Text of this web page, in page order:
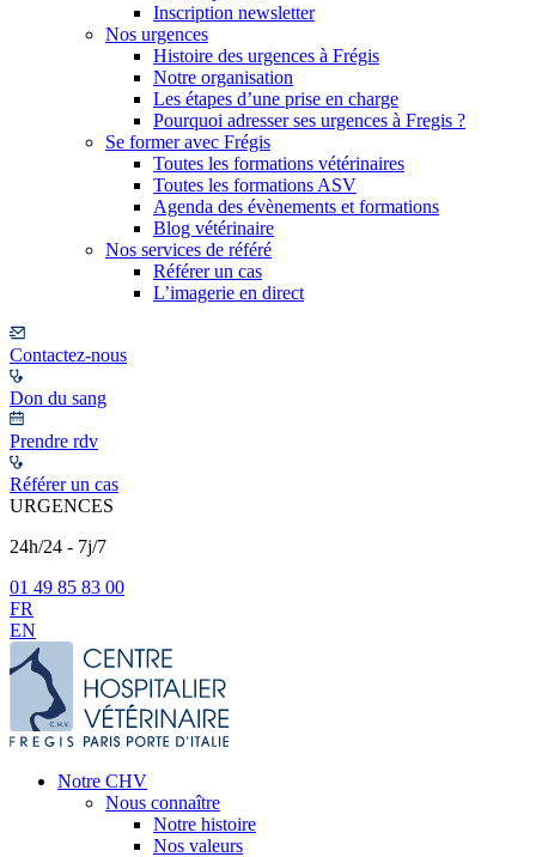
Inscription newsletter
Nos urgences
Histoire des urgences à Frégis
Notre organisation
Les étapes d’une prise en charge
Pourquoi adresser ses urgences à Fregis ?
Se former avec Frégis
Toutes les formations vétérinaires
Toutes les formations ASV
Agenda des évènements et formations
Blog vétérinaire
Nos services de référé
Référer un cas
L’imagerie en direct
Contactez-nous
Don du sang
Prendre rdv
Référer un cas
URGENCES
24h/24 - 7j/7
01 49 85 83 00
FR
EN
Notre CHV
Nous connaître
Notre histoire
Nos valeurs